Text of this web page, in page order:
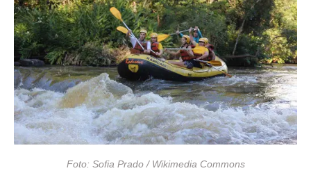
Foto: Sofia Prado / Wikimedia Commons